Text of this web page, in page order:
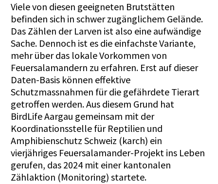
Viele von diesen geeigneten Brutstätten
befinden sich in schwer zugänglichem Gelände.
Das Zählen der Larven ist also eine aufwändige
Sache. Dennoch ist es die einfachste Variante,
mehr über das lokale Vorkommen von
Feuersalamandern zu erfahren. Erst auf dieser
Daten-Basis können effektive
Schutzmassnahmen für die gefährdete Tierart
getroffen werden. Aus diesem Grund hat
BirdLife Aargau gemeinsam mit der
Koordinationsstelle für Reptilien und
Amphibienschutz Schweiz (karch) ein
vierjähriges Feuersalamander-Projekt ins Leben
gerufen, das 2024 mit einer kantonalen
Zählaktion (Monitoring) startete.